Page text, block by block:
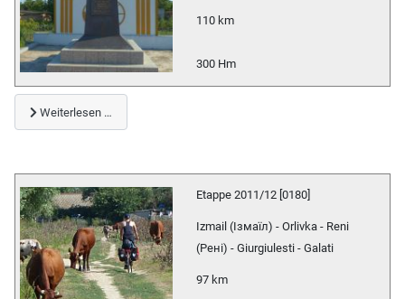
110 km
300 Hm
Weiterlesen …
Etappe 2011/12 [0180]
Izmail (Ізмаїл) - Orlivka - Reni
(Рені) - Giurgiulesti - Galati
97 km